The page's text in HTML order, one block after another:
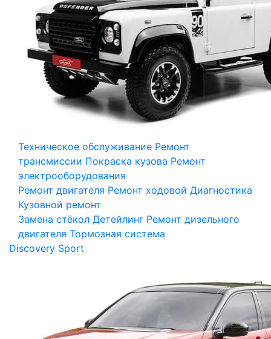
Техническое обслуживание Ремонт
трансмиссии Покраска кузова Ремонт
электрооборудования
Ремонт двигателя Ремонт ходовой Диагностика
Кузовной ремонт
Замена стёкол Детейлинг Ремонт дизельного
двигателя Тормозная система
Discovery Sport